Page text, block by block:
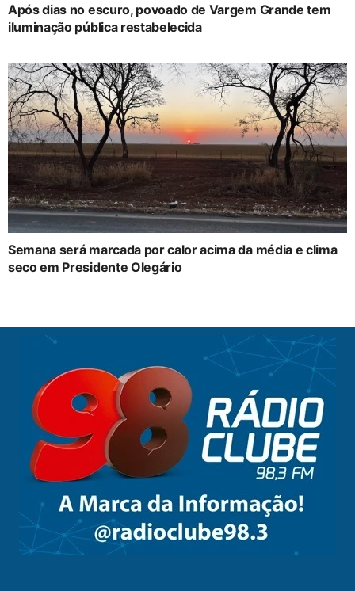
Após dias no escuro, povoado de Vargem Grande tem
iluminação pública restabelecida
Semana será marcada por calor acima da média e clima
seco em Presidente Olegário